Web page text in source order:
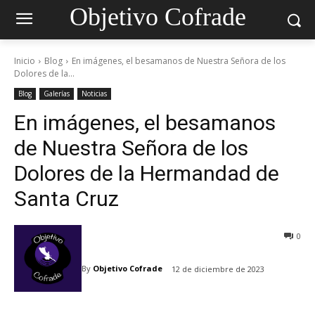
Objetivo Cofrade
Inicio Blog
En imágenes, el besamanos de Nuestra Señora de los
Dolores de la...
Blog Galerías Noticias
En imágenes, el besamanos
de Nuestra Señora de los
Dolores de la Hermandad de
Santa Cruz
By Objetivo Cofrade 12 de diciembre de 2023
0